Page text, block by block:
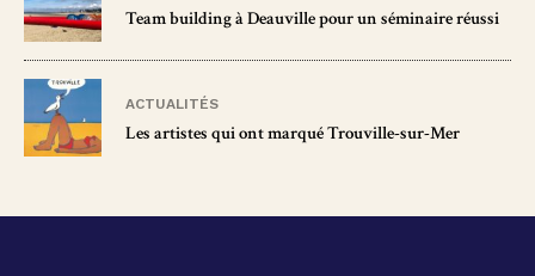
Team building à Deauville pour un séminaire réussi
ACTUALITÉS
Les artistes qui ont marqué Trouville-sur-Mer